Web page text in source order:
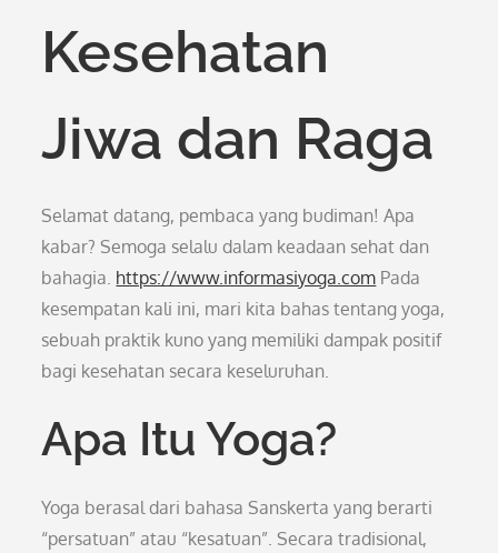
Kesehatan
Jiwa dan Raga
Selamat datang, pembaca yang budiman! Apa
kabar? Semoga selalu dalam keadaan sehat dan
bahagia. https://www.informasiyoga.com Pada
kesempatan kali ini, mari kita bahas tentang yoga,
sebuah praktik kuno yang memiliki dampak positif
bagi kesehatan secara keseluruhan.
Apa Itu Yoga?
Yoga berasal dari bahasa Sanskerta yang berarti
“persatuan” atau “kesatuan”. Secara tradisional,